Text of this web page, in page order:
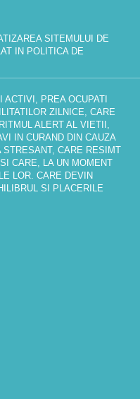
SITEMULUI DE
IN POLITICA DE
PREA OCUPATI
ZILNICE, CARE
ALERT AL VIETII,
IN CURAND DIN CAUZA
STRESANT, CARE RESIMT
CARE, LA UN MOMENT
LOR. CARE DEVIN
SI PLACERILE